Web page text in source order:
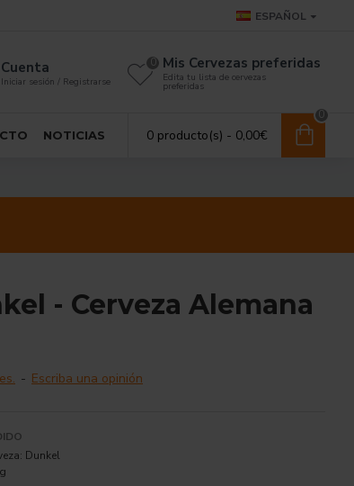
ESPAÑOL
Cuenta
Iniciar sesión / Registrarse
Mis Cervezas preferidas
Edita tu lista de cervezas
preferidas
0
NOTICIAS 0 producto(s) - 0,00€
0
- Cerveza Alemana
- Escriba una opinión
Dunkel